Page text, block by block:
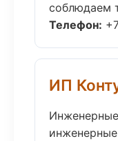
соблюдаем
Телефон:
ИП